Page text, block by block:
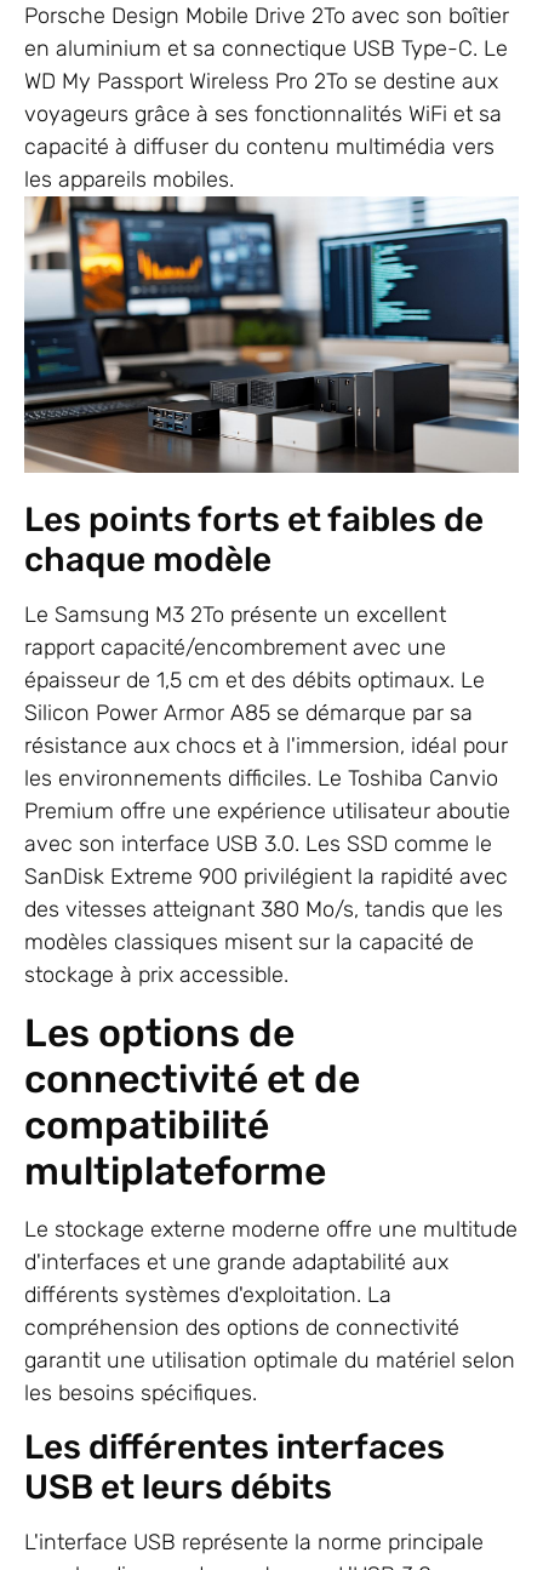
Porsche Design Mobile Drive 2To avec son boîtier
en aluminium et sa connectique USB Type-C. Le
WD My Passport Wireless Pro 2To se destine aux
voyageurs grâce à ses fonctionnalités WiFi et sa
capacité à diffuser du contenu multimédia vers
les appareils mobiles.
Les points forts et faibles de
chaque modèle
Le Samsung M3 2To présente un excellent
rapport capacité/encombrement avec une
épaisseur de 1,5 cm et des débits optimaux. Le
Silicon Power Armor A85 se démarque par sa
résistance aux chocs et à l'immersion, idéal pour
les environnements difficiles. Le Toshiba Canvio
Premium offre une expérience utilisateur aboutie
avec son interface USB 3.0. Les SSD comme le
SanDisk Extreme 900 privilégient la rapidité avec
des vitesses atteignant 380 Mo/s, tandis que les
modèles classiques misent sur la capacité de
stockage à prix accessible.
Les options de
connectivité et de
compatibilité
multiplateforme
Le stockage externe moderne offre une multitude
d'interfaces et une grande adaptabilité aux
différents systèmes d'exploitation. La
compréhension des options de connectivité
garantit une utilisation optimale du matériel selon
les besoins spécifiques.
Les différentes interfaces
USB et leurs débits
L'interface USB représente la norme principale